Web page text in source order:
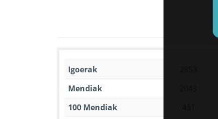
Igoerak
Mendiak
100 Mendiak